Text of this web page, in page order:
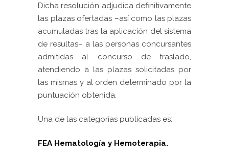
Dicha resolución adjudica definitivamente
las plazas ofertadas –así como las plazas
acumuladas tras la aplicación del sistema
de resultas– a las personas concursantes
admitidas al concurso de traslado,
atendiendo a las plazas solicitadas por
las mismas y al orden determinado por la
puntuación obtenida.
Una de las categorías publicadas es:
FEA Hematología y Hemoterapia.